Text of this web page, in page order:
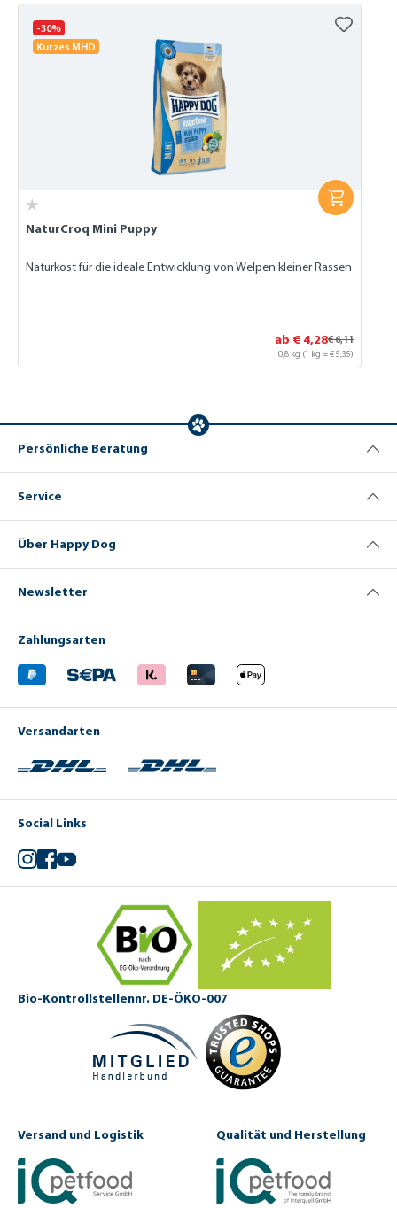
-30%
Kurzes MHD
NaturCroq Mini Puppy
Naturkost für die ideale Entwicklung von Welpen kleiner Rassen
ab € 4,28€ 6,11
0,8 kg (1 kg = € 5,35)
Persönliche Beratung
Service
Über Happy Dog
Newsletter
Zahlungsarten
Versandarten
Social Links
Instagram
Facebook
YouTube
Bio-Kontrollstellennr. DE-ÖKO-007
Versand und Logistik Qualität und Herstellung